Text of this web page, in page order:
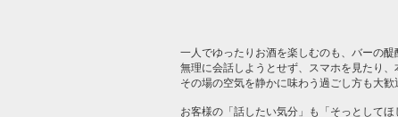
一人でゆったりお酒を楽しむのも、バーの醍
無理に会話しようとせず、スマホを見たり、
その場の空気を静かに味わう過ごし方も大歓
お客様の「話したい気分」も「そっとしてほ